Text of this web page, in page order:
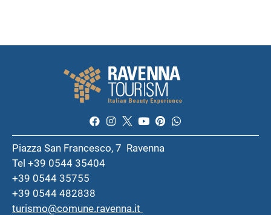
Piazza San Francesco, 7 Ravenna
Tel +39 0544 35404
+39 0544 35755
+39 0544 482838
turismo@comune.ravenna.it